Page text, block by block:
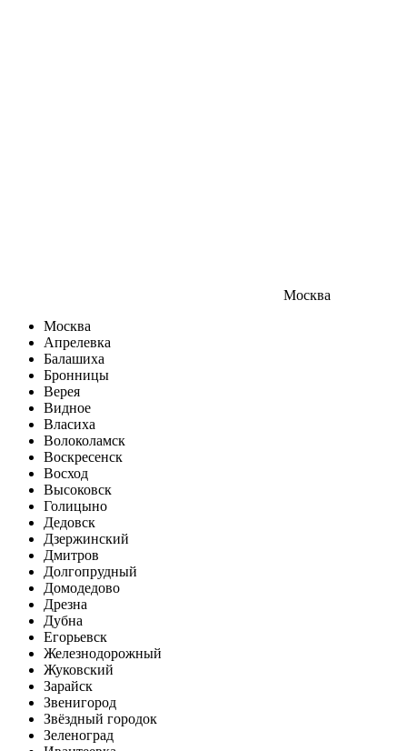
Москва
Москва
Апрелевка
Балашиха
Бронницы
Верея
Видное
Власиха
Волоколамск
Воскресенск
Восход
Высоковск
Голицыно
Дедовск
Дзержинский
Дмитров
Долгопрудный
Домодедово
Дрезна
Дубна
Егорьевск
Железнодорожный
Жуковский
Зарайск
Звенигород
Звёздный городок
Зеленоград